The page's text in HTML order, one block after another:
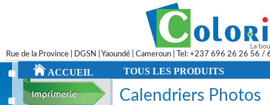
Rue de la Province | DGSN | Yaoundé | Cameroun | Tel: +237 696 26 26 56
ACCUEIL TOUS LES PRODUITS
Calendriers Photos